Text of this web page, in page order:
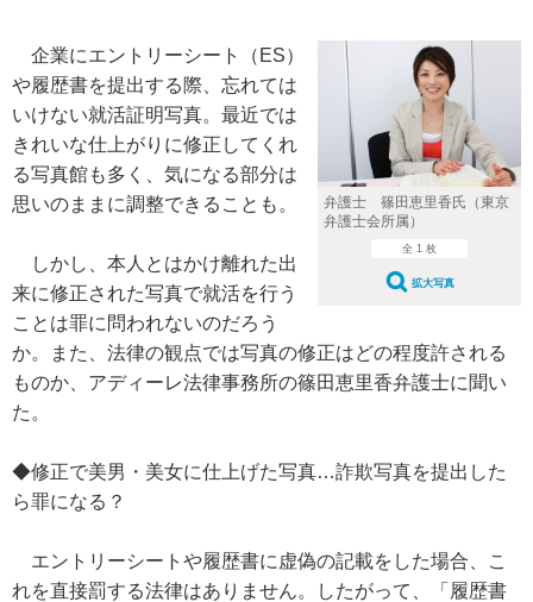
弁護士 篠田恵里香氏（東京
弁護士会所属）
全 1 枚
拡大写真
企業にエントリーシート（ES）
や履歴書を提出する際、忘れては
いけない就活証明写真。最近では
きれいな仕上がりに修正してくれ
る写真館も多く、気になる部分は
思いのままに調整できることも。
しかし、本人とはかけ離れた出
来に修正された写真で就活を行う
ことは罪に問われないのだろう
か。また、法律の観点では写真の修正はどの程度許される
ものか、アディーレ法律事務所の篠田恵里香弁護士に聞い
た。
◆修正で美男・美女に仕上げた写真…詐欺写真を提出した
ら罪になる？
エントリーシートや履歴書に虚偽の記載をした場合、こ
れを直接罰する法律はありません。したがって、「履歴書